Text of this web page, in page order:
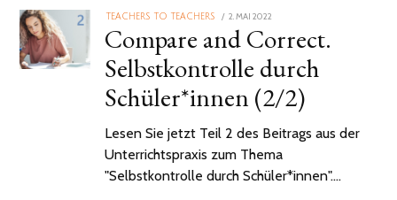
TEACHERS TO TEACHERS
POSTED
ON
2. MAI 2022
Compare and Correct.
Selbstkontrolle durch
Schüler*innen (2/2)
Lesen Sie jetzt Teil 2 des Beitrags aus der
Unterrichtspraxis zum Thema
"Selbstkontrolle durch Schüler*innen".…